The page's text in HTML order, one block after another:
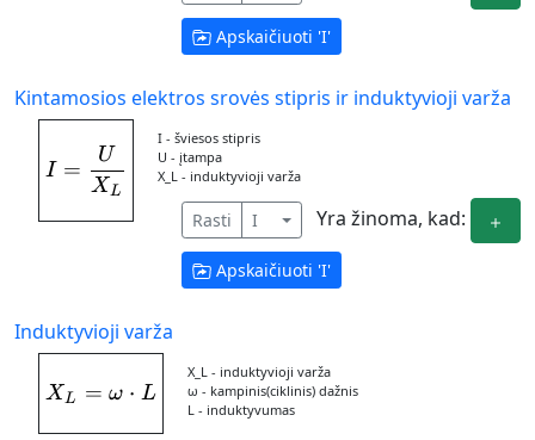
Apskaičiuoti 'I'
Kintamosios elektros srovės stipris ir induktyvioji varža
I = \frac{U}{X_{L}}
I =
XL
U
I - šviesos stipris
U - įtampa
X_L - induktyvioji varža
Rasti I Yra žinoma, kad:
Apskaičiuoti 'I'
Induktyvioji varža
X_{L} = \omega\cdot L
XL = ω ⋅ L
X_L - induktyvioji varža
ω - kampinis(ciklinis) dažnis
L - induktyvumas